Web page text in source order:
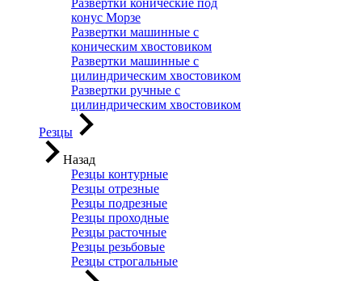
Развертки конические под
конус Морзе
Развертки машинные с
коническим хвостовиком
Развертки машинные с
цилиндрическим хвостовиком
Развертки ручные с
цилиндрическим хвостовиком
Резцы
Назад
Резцы контурные
Резцы отрезные
Резцы подрезные
Резцы проходные
Резцы расточные
Резцы резьбовые
Резцы строгальные